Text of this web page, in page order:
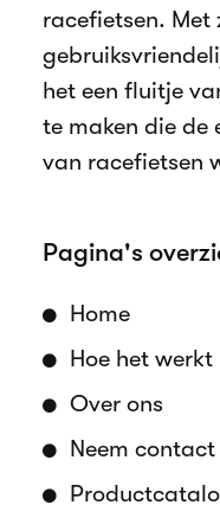
racefietsen. Met
het een fluitje
te maken die de
van racefietsen
Pagina's
Home
Hoe het werkt
Over ons
Neem contact